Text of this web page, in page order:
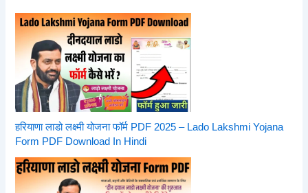
हरियाणा लाडो लक्ष्मी योजना फॉर्म PDF 2025 – Lado Lakshmi Yojana
Form PDF Download In Hindi